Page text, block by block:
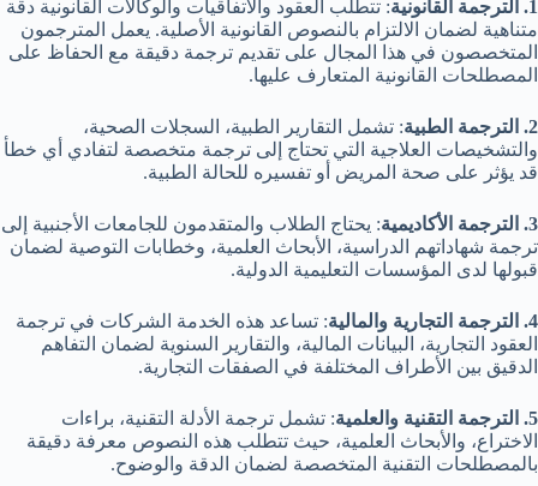
1. الترجمة القانونية
: تتطلب العقود والاتفاقيات والوكالات القانونية دقة
متناهية لضمان الالتزام بالنصوص القانونية الأصلية. يعمل المترجمون
المتخصصون في هذا المجال على تقديم ترجمة دقيقة مع الحفاظ على
المصطلحات القانونية المتعارف عليها.
2. الترجمة الطبية
: تشمل التقارير الطبية، السجلات الصحية،
والتشخيصات العلاجية التي تحتاج إلى ترجمة متخصصة لتفادي أي خطأ
قد يؤثر على صحة المريض أو تفسيره للحالة الطبية.
3. الترجمة الأكاديمية
: يحتاج الطلاب والمتقدمون للجامعات الأجنبية إلى
ترجمة شهاداتهم الدراسية، الأبحاث العلمية، وخطابات التوصية لضمان
قبولها لدى المؤسسات التعليمية الدولية.
4. الترجمة التجارية والمالية
: تساعد هذه الخدمة الشركات في ترجمة
العقود التجارية، البيانات المالية، والتقارير السنوية لضمان التفاهم
الدقيق بين الأطراف المختلفة في الصفقات التجارية.
5. الترجمة التقنية والعلمية
: تشمل ترجمة الأدلة التقنية، براءات
الاختراع، والأبحاث العلمية، حيث تتطلب هذه النصوص معرفة دقيقة
بالمصطلحات التقنية المتخصصة لضمان الدقة والوضوح.